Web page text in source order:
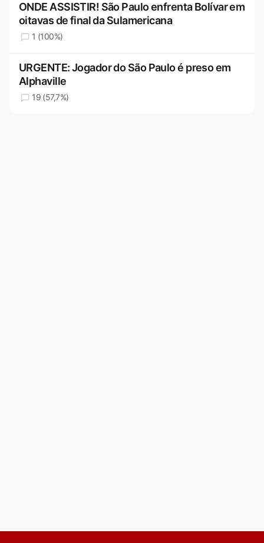
ONDE ASSISTIR! São Paulo enfrenta Bolívar em
oitavas de final da Sulamericana
1 (100%)
URGENTE: Jogador do São Paulo é preso em
Alphaville
19 (57,7%)